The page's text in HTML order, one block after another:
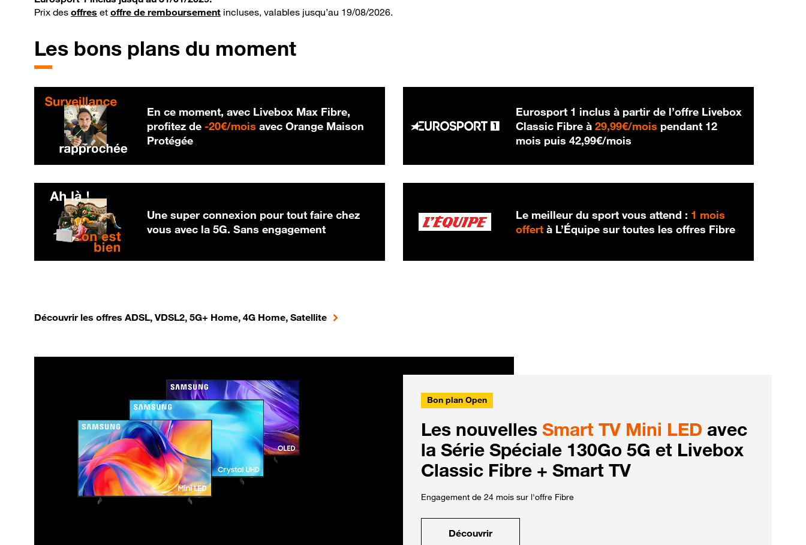
Prix des offres et offre de remboursement incluses, valables jusqu’au 19/08/2026.
Les bons plans du moment
En ce moment, avec Livebox Max Fibre,
profitez de -20€/mois 20 € par mois
avec Orange Maison
Protégée
Eurosport 1 inclus à partir de l’offre Livebox
Classic Fibre à29,99€/mois 29,99 € par mois
pendant 12
mois puis42,99€/mois
Une super connexion pour tout faire chez
vous avec la 5G. Sans engagement
Le meilleur du sport vous attend : 1 mois
offert à L’Équipe sur toutes les offres Fibre
Découvrir les offres ADSL, VDSL2, 5G+ Home, 4G Home, Satellite
Bon plan Open
Les nouvelles Smart TV Mini LED avec
la Série Spéciale 130Go 5G et Livebox
Classic Fibre + Smart TV
Engagement de 24 mois sur l'offre Fibre
Découvrir